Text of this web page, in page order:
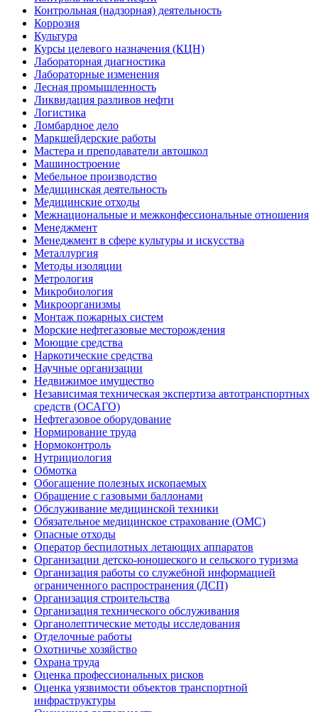
Контрольная (надзорная) деятельность
Коррозия
Культура
Курсы целевого назначения (КЦН)
Лабораторная диагностика
Лабораторные изменения
Лесная промышленность
Ликвидация разливов нефти
Логистика
Ломбардное дело
Маркшейдерские работы
Мастера и преподаватели автошкол
Машиностроение
Мебельное производство
Медицинская деятельность
Медицинские отходы
Межнациональные и межконфессиональные отношения
Менеджмент
Менеджмент в сфере культуры и искусства
Металлургия
Методы изоляции
Метрология
Микробиология
Микроорганизмы
Монтаж пожарных систем
Морские нефтегазовые месторождения
Моющие средства
Наркотические средства
Научные организации
Недвижимое имущество
Независимая техническая экспертиза автотранспортных
средств (ОСАГО)
Нефтегазовое оборудование
Нормирование труда
Нормоконтроль
Нутрициология
Обмотка
Обогащение полезных ископаемых
Обращение с газовыми баллонами
Обслуживание медицинской техники
Обязательное медицинское страхование (ОМС)
Опасные отходы
Оператор беспилотных летающих аппаратов
Организации детско-юношеского и сельского туризма
Организация работы со служебной информацией
ограниченного распространения (ДСП)
Организация строительства
Организация технического обслуживания
Органолептические методы исследования
Отделочные работы
Охотничье хозяйство
Охрана труда
Оценка профессиональных рисков
Оценка уязвимости объектов транспортной
инфраструктуры